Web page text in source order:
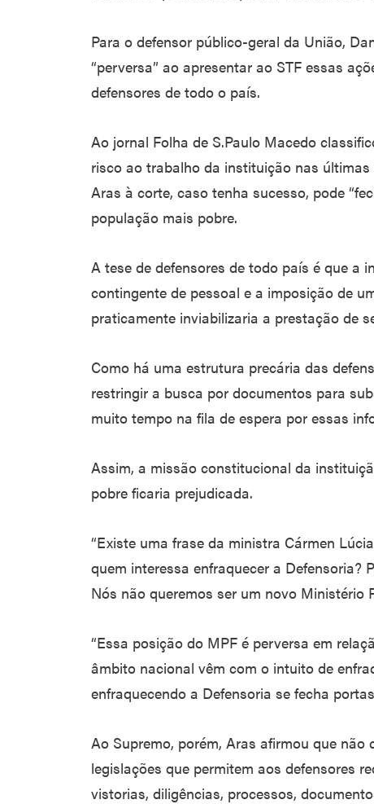
Para o defensor público-geral da União,
“perversa” ao apresentar ao STF essas
defensores de todo o país.
Ao jornal Folha de S.Paulo Macedo
risco ao trabalho da instituição nas
Aras à corte, caso tenha sucesso, pode
população mais pobre.
A tese de defensores de todo país é que a
contingente de pessoal e a imposição de
praticamente inviabilizaria a prestação de
Como há uma estrutura precária das
restringir a busca por documentos para
muito tempo na fila de espera por essas
Assim, a missão constitucional da
pobre ficaria prejudicada.
“Existe uma frase da ministra Cármen
quem interessa enfraquecer a Defensoria?
Nós não queremos ser um novo Ministério
“Essa posição do MPF é perversa em
âmbito nacional vêm com o intuito de
enfraquecendo a Defensoria se fecha
Ao Supremo, porém, Aras afirmou que
legislações que permitem aos defensores
vistorias, diligências, processos,